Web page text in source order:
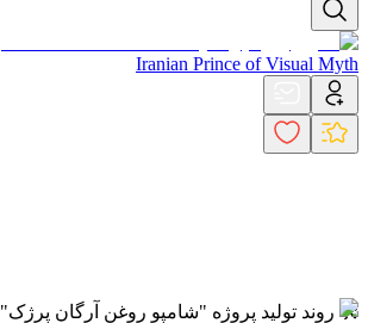
Iranian Prince of Visual Myth
🛠️ روند تولید پروژه "شامپو روغن آرگان پرژک"